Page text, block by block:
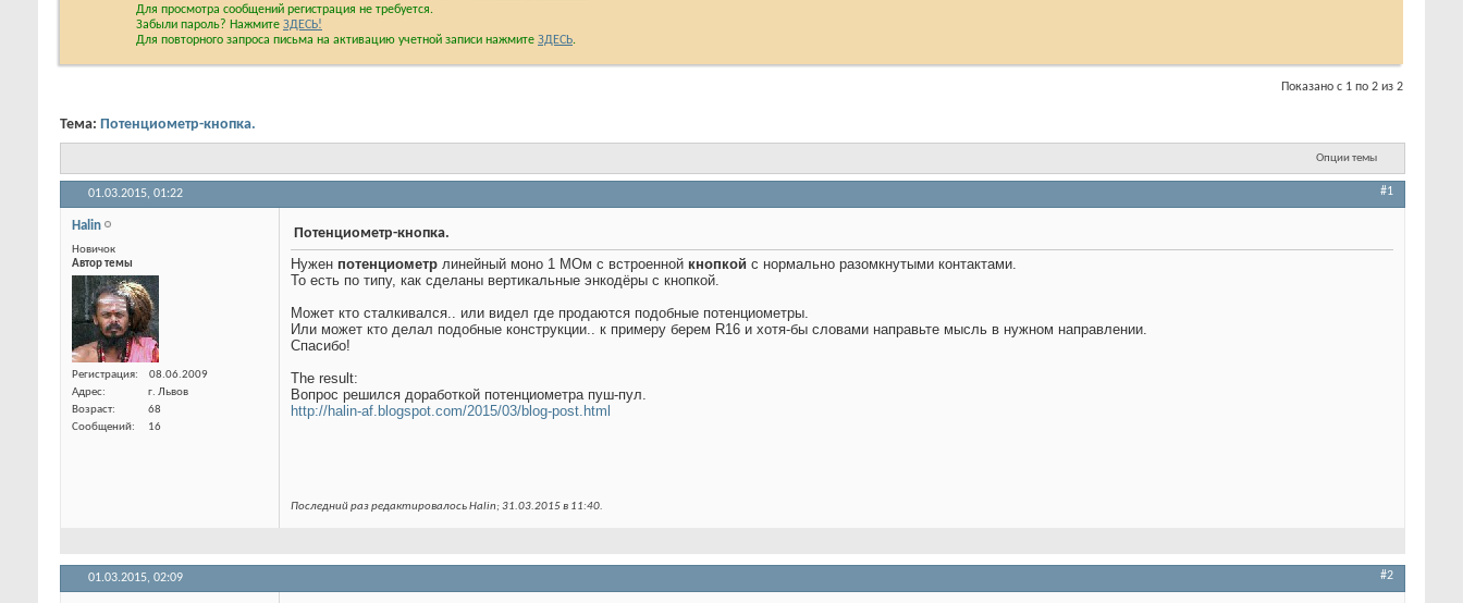
Для просмотра сообщений регистрация не требуется.
Забыли пароль? Нажмите ЗДЕСЬ!
Для повторного запроса письма на активацию учетной записи нажмите ЗДЕСЬ.
Показано с 1 по 2 из 2
Тема: Потенциометр-кнопка.
Опции темы
01.03.2015, 01:22 #1
Halin
Новичок
Автор темы
Регистрация
08.06.2009
Адрес
г. Львов
Возраст
68
Сообщений
16
Потенциометр-кнопка.
Нужен потенциометр линейный моно 1 МОм с встроенной кнопкой с нормально разомкнутыми контактами.
То есть по типу, как сделаны вертикальные энкодёры с кнопкой.
Может кто сталкивался.. или видел где продаются подобные потенциометры.
Или может кто делал подобные конструкции.. к примеру берем R16 и хотя-бы словами направьте мысль в нужном направлении.
Спасибо!
The result:
Вопрос решился доработкой потенциометра пуш-пул.
http://halin-af.blogspot.com/2015/03/blog-post.html
Последний раз редактировалось Halin; 31.03.2015 в 11:40.
01.03.2015, 02:09 #2